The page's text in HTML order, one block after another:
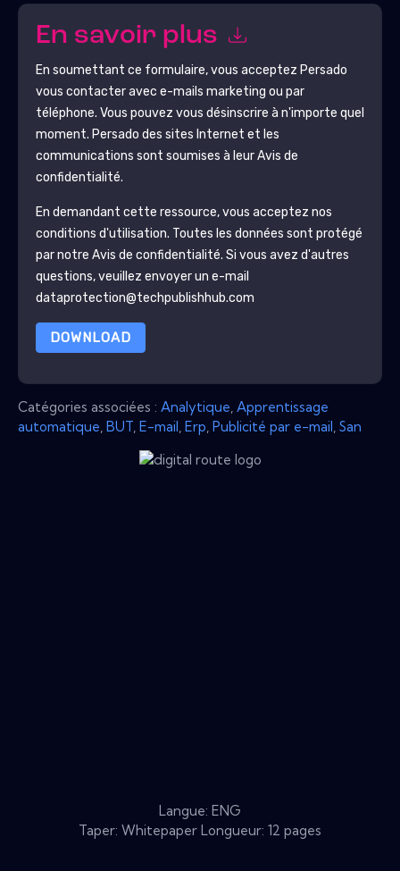
En savoir plus
En soumettant ce formulaire, vous acceptez Persado
vous contacter avec e-mails marketing ou par
téléphone. Vous pouvez vous désinscrire à n'importe quel
moment. Persado des sites Internet et les
communications sont soumises à leur Avis de
confidentialité.
En demandant cette ressource, vous acceptez nos
conditions d'utilisation. Toutes les données sont protégé
par notre Avis de confidentialité. Si vous avez d'autres
questions, veuillez envoyer un e-mail
dataprotection@techpublishhub.com
DOWNLOAD
Catégories associées : Analytique Apprentissage
automatique BUT E-mail Erp Publicité par e-mail San
Langue: ENG
Taper: Whitepaper Longueur: 12 pages